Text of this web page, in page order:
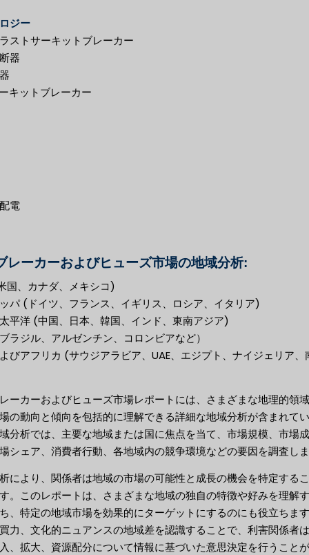
ジー
ストサーキットブレーカー
器
キットブレーカー
電
レーカーおよびヒューズ市場の地域分析:
国、カナダ、メキシコ)
パ (ドイツ、フランス、イギリス、ロシア、イタリア)
平洋 (中国、日本、韓国、インド、東南アジア)
ラジル、アルゼンチン、コロンビアなど）
びアフリカ (サウジアラビア、UAE、エジプト、ナイジェリア、
ーカーおよびヒューズ市場レポートには、さまざまな地理的領
の動向と傾向を包括的に理解できる詳細な地域分析が含まれて
分析では、主要な地域または国に焦点を当て、市場規模、市場
シェア、消費者行動、各地域内の競争環境などの要因を調査し
により、関係者は地域の市場の可能性と成長の機会を特定する
。このレポートは、さまざまな地域の独自の特徴や好みを理解
、特定の地域市場を効果的にターゲットにするのにも役立ちま
力、文化的ニュアンスの地域差を認識することで、利害関係者
、拡大、資源配分について情報に基づいた意思決定を行うこと